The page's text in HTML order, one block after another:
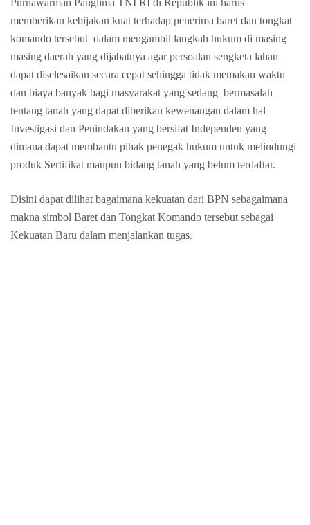
Purnawarman Panglima TNI RI di Republik ini harus
memberikan kebijakan kuat terhadap penerima baret dan tongkat
komando tersebut dalam mengambil langkah hukum di masing
masing daerah yang dijabatnya agar persoalan sengketa lahan
dapat diselesaikan secara cepat sehingga tidak memakan waktu
dan biaya banyak bagi masyarakat yang sedang bermasalah
tentang tanah yang dapat diberikan kewenangan dalam hal
Investigasi dan Penindakan yang bersifat Independen yang
dimana dapat membantu pihak penegak hukum untuk melindungi
produk Sertifikat maupun bidang tanah yang belum terdaftar.
Disini dapat dilihat bagaimana kekuatan dari BPN sebagaimana
makna simbol Baret dan Tongkat Komando tersebut sebagai
Kekuatan Baru dalam menjalankan tugas.